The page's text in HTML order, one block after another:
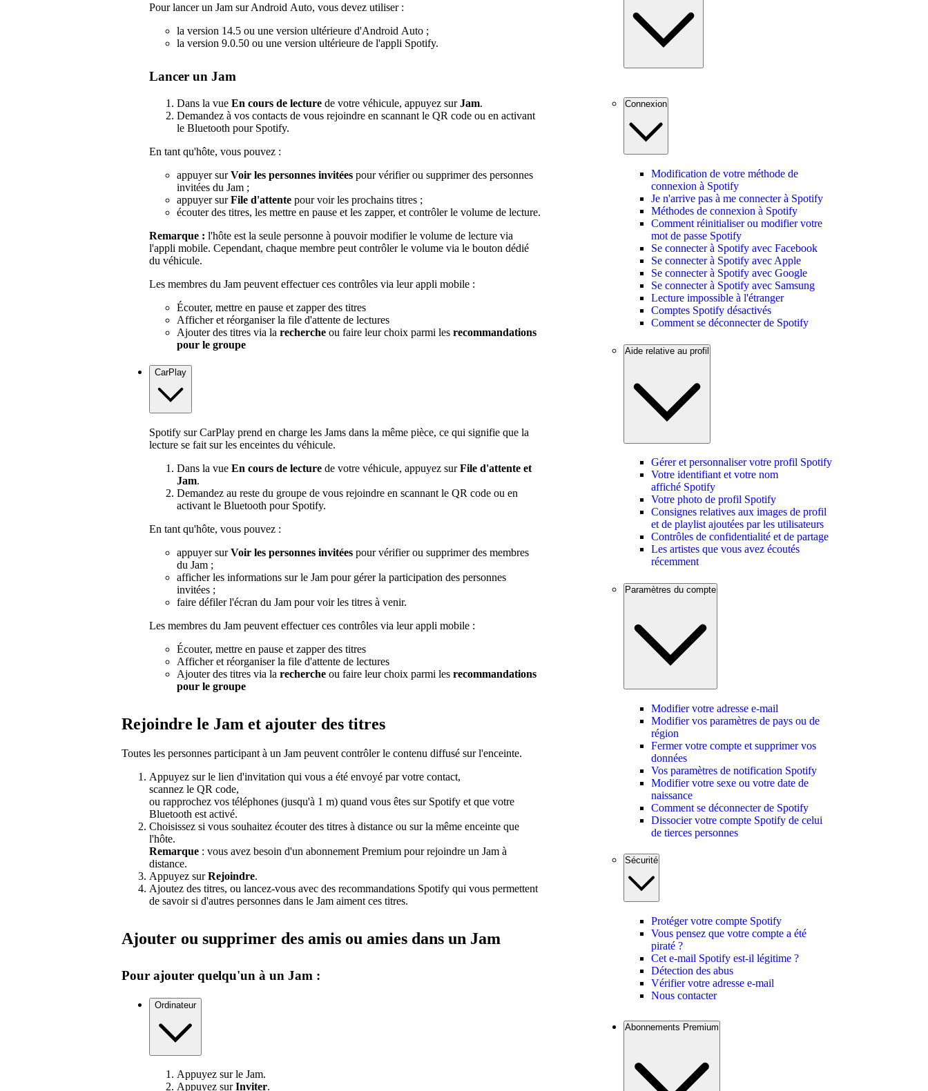
Pour lancer un Jam sur Android Auto, vous devez utiliser :
la version 14.5 ou une version ultérieure d'Android Auto ;
la version 9.0.50 ou une version ultérieure de l'appli Spotify.
Lancer un Jam
Dans la vue En cours de lecture de votre véhicule, appuyez surJam.
Demandez à vos contacts de vous rejoindre en scannant le QR code ou en activant
le Bluetooth pour Spotify.
En tant qu'hôte, vous pouvez :
appuyer surVoir les personnes invitées pour vérifier ou supprimer des personnes
invitées du Jam ;
appuyer surFile d'attente pour voir les prochains titres ;
écouter des titres, les mettre en pause et les zapper, et contrôler le volume de lecture.
Remarque : l'hôte est la seule personne à pouvoir modifier le volume de lecture via
l'appli mobile. Cependant, chaque membre peut contrôler le volume via le bouton dédié
du véhicule.
Les membres du Jam peuvent effectuer ces contrôles via leur appli mobile :
Écouter, mettre en pause et zapper des titres
Afficher et réorganiser la file d'attente de lectures
Ajouter des titres via la recherche ou faire leur choix parmi les recommandations
pour le groupe
CarPlay
Spotify sur CarPlay prend en charge les Jams dans la même pièce, ce qui signifie que la
lecture se fait sur les enceintes du véhicule.
Dans la vue En cours de lecture de votre véhicule, appuyez surFile d'attente et
Jam.
Demandez au reste du groupe de vous rejoindre en scannant le QR code ou en
activant le Bluetooth pour Spotify.
En tant qu'hôte, vous pouvez :
appuyer surVoir les personnes invitées pour vérifier ou supprimer des membres
du Jam ;
afficher les informations sur le Jam pour gérer la participation des personnes
invitées ;
faire défiler l'écran du Jam pour voir les titres à venir.
Les membres du Jam peuvent effectuer ces contrôles via leur appli mobile :
Écouter, mettre en pause et zapper des titres
Afficher et réorganiser la file d'attente de lectures
Ajouter des titres via la recherche ou faire leur choix parmi les recommandations
pour le groupe
Rejoindre le Jam et ajouter des titres
Toutes les personnes participant à un Jam peuvent contrôler le contenu diffusé sur l'enceinte.
Appuyez sur le lien d'invitation qui vous a été envoyé par votre contact,
scannez le QR code,
ou rapprochez vos téléphones (jusqu'à 1 m) quand vous êtes sur Spotify et que votre
Bluetooth est activé.
Choisissez si vous souhaitez écouter des titres à distance ou sur la même enceinte que
l'hôte.
Remarque : vous avez besoin d'un abonnement Premium pour rejoindre un Jam à
distance.
Appuyez surRejoindre.
Ajoutez des titres, ou lancez-vous avec des recommandations Spotify qui vous permettent
de savoir si d'autres personnes dans le Jam aiment ces titres.
Ajouter ou supprimer des amis ou amies dans un Jam
Pour ajouter quelqu'un à un Jam :
Ordinateur
Appuyez sur le Jam.
Appuyez surInviter.
Connexion
Modification de votre méthode de
connexion à Spotify
Je n'arrive pas à me connecter à Spotify
Méthodes de connexion à Spotify
Comment réinitialiser ou modifier votre
mot de passe Spotify
Se connecter à Spotify avec Facebook
Se connecter à Spotify avec Apple
Se connecter à Spotify avec Google
Se connecter à Spotify avec Samsung
Lecture impossible à l'étranger
Comptes Spotify désactivés
Comment se déconnecter de Spotify
Aide relative au profil
Gérer et personnaliser votre profil Spotify
Votre identifiant et votre nom
affiché Spotify
Votre photo de profil Spotify
Consignes relatives aux images de profil
et de playlist ajoutées par les utilisateurs
Contrôles de confidentialité et de partage
Les artistes que vous avez écoutés
récemment
Paramètres du compte
Modifier votre adresse e-mail
Modifier vos paramètres de pays ou de
région
Fermer votre compte et supprimer vos
données
Vos paramètres de notification Spotify
Modifier votre sexe ou votre date de
naissance
Comment se déconnecter de Spotify
Dissocier votre compte Spotify de celui
de tierces personnes
Sécurité
Protéger votre compte Spotify
Vous pensez que votre compte a été
piraté ?
Cet e-mail Spotify est-il légitime ?
Détection des abus
Vérifier votre adresse e-mail
Nous contacter
Abonnements Premium